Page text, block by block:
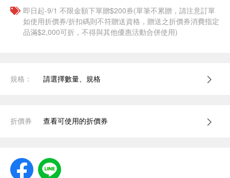
即日起-9/1 不限金額下單贈$200券(單筆不累贈，請注意訂單
如使用折價券/折扣碼則不符贈送資格，贈送之折價券消費指定
品滿$2,000可折，不得與其他優惠活動合併使用)
規格： 請選擇數量、規格
折價券 查看可使用的折價券